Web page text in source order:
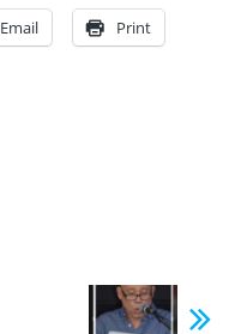
Email Print